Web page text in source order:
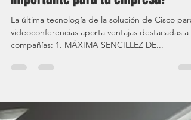
¿Por qué Cisco Webex Meetings es
importante para tu empresa?
videoconferencias aporta ventajas destacadas a
compañías: 1. MÁXIMA SENCILLEZ DE...